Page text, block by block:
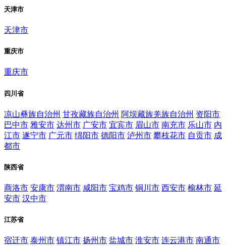
天津市
天津市
重庆市
重庆市
四川省
凉山彝族自治州 甘孜藏族自治州 阿坝藏族羌族自治州 资阳市
巴中市 雅安市 达州市 广安市 宜宾市 眉山市 南充市 乐山市 内
江市 遂宁市 广元市 绵阳市 德阳市 泸州市 攀枝花市 自贡市 成
都市
陕西省
商洛市 安康市 渭南市 咸阳市 宝鸡市 铜川市 西安市 榆林市 延
安市 汉中市
江苏省
宿迁市 泰州市 镇江市 扬州市 盐城市 淮安市 连云港市 南通市